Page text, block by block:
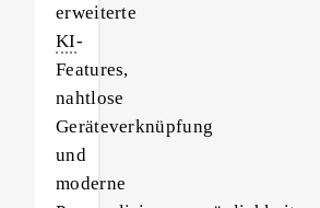
erweiterte
KI-
Features,
nahtlose
Geräteverknüpfung
und
moderne